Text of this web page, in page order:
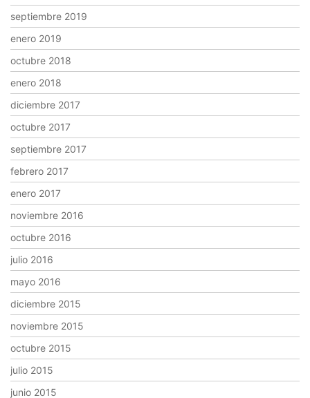
septiembre 2019
enero 2019
octubre 2018
enero 2018
diciembre 2017
octubre 2017
septiembre 2017
febrero 2017
enero 2017
noviembre 2016
octubre 2016
julio 2016
mayo 2016
diciembre 2015
noviembre 2015
octubre 2015
julio 2015
junio 2015